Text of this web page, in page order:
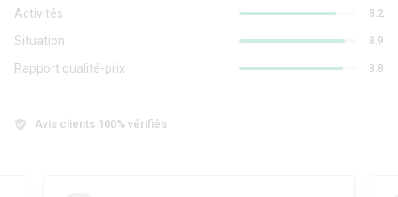
Activités 8.2
Situation 8.9
Rapport qualité-prix 8.8
Avis clients 100% vérifiés